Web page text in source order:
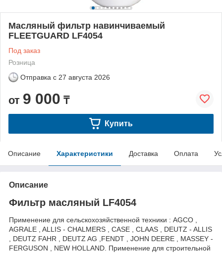
Масляный фильтр навинчиваемый
FLEETGUARD LF4054
Под заказ
Розница
Отправка с 27 августа 2026
от 9 000 ₸
Купить
Описание Характеристики Доставка Оплата
Описание
Фильтр масляный LF4054
Применение для сельскохозяйственной техники : AGCO ,
AGRALE , ALLIS - CHALMERS , CASE , CLAAS , DEUTZ - ALLIS
, DEUTZ FAHR , DEUTZ AG ,FENDT , JOHN DEERE , MASSEY -
FERGUSON , NEW HOLLAND. Применение для строительной